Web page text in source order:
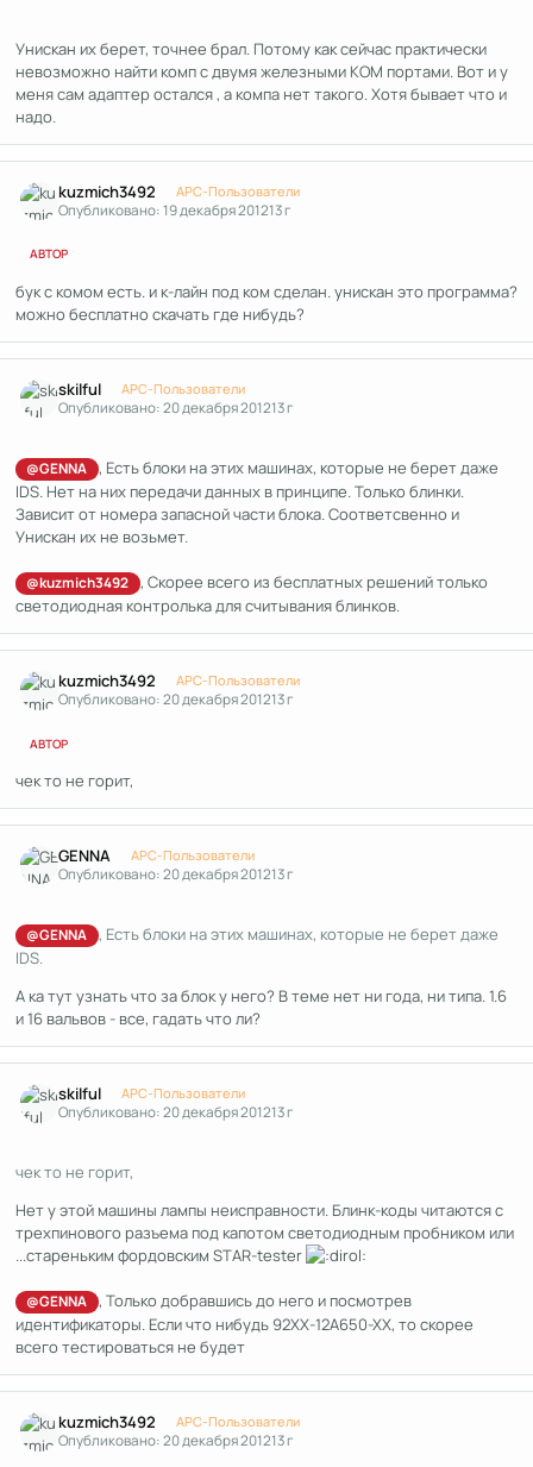
Унискан их берет, точнее брал. Потому как сейчас практически
невозможно найти комп с двумя железными КОМ портами. Вот и у
меня сам адаптер остался , а компа нет такого. Хотя бывает что и
надо.
kuzmich3492 APC-Пользователи
Опубликовано:19 декабря 201213 г
АВТОР
бук с комом есть. и к-лайн под ком сделан. унискан это программа?
можно бесплатно скачать где нибудь?
skilful APC-Пользователи
Опубликовано:20 декабря 201213 г
@GENNA
, Есть блоки на этих машинах, которые не берет даже
IDS. Нет на них передачи данных в принципе. Только блинки.
Зависит от номера запасной части блока. Соответсвенно и
Унискан их не возьмет.
@kuzmich3492
, Скорее всего из бесплатных решений только
светодиодная контролька для считывания блинков.
kuzmich3492 APC-Пользователи
Опубликовано:20 декабря 201213 г
АВТОР
чек то не горит,
GENNA APC-Пользователи
Опубликовано:20 декабря 201213 г
@GENNA
, Есть блоки на этих машинах, которые не берет даже
IDS.
А ка тут узнать что за блок у него? В теме нет ни года, ни типа. 1.6
и 16 вальвов - все, гадать что ли?
skilful APC-Пользователи
Опубликовано:20 декабря 201213 г
чек то не горит,
Нет у этой машины лампы неисправности. Блинк-коды читаются с
трехпинового разъема под капотом светодиодным пробником или
...стареньким фордовским STAR-tester
@GENNA
, Только добравшись до него и посмотрев
идентификаторы. Если что нибудь 92ХХ-12A650-XX, то скорее
всего тестироваться не будет
kuzmich3492 APC-Пользователи
Опубликовано:20 декабря 201213 г